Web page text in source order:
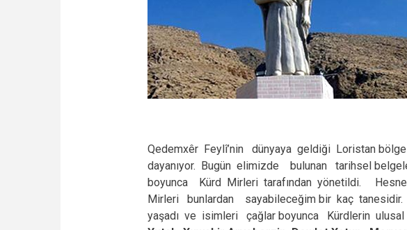
Qedemxêr Feylî’nin dünyaya geldiği Loristan
dayanıyor. Bugün elimizde bulunan tarihsel
boyunca Kürd Mirleri tarafından yönetildi.
Mirleri bunlardan sayabileceğim bir kaç
yaşadı ve isimleri çağlar boyunca Kürdlerin ulusal